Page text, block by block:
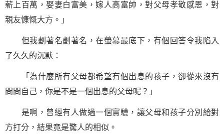
薪上百萬，娶妻白富美，嫁人高富帥，對父母孝敬感恩 ，對
親友慷慨大方。」
但我劃著名劃著名，在螢幕最底下，有個回答令我陷入
了久久的沉默：
「為什麼所有父母都希望有個出息的孩子，卻從來沒有
問問自己，你是不是一個出息的父母呢？」
是啊，曾經有人做過一個實驗，讓父母和孩子分別給對
方打分，結果竟是驚人的相似。